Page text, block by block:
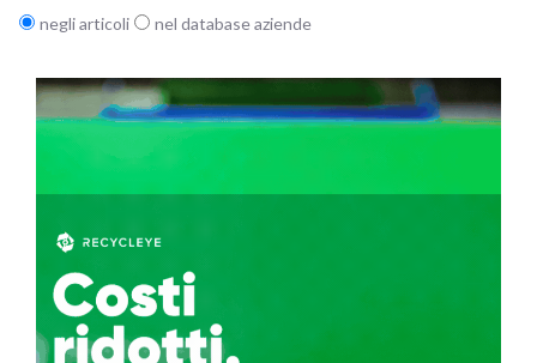
negli articoli nel database aziende